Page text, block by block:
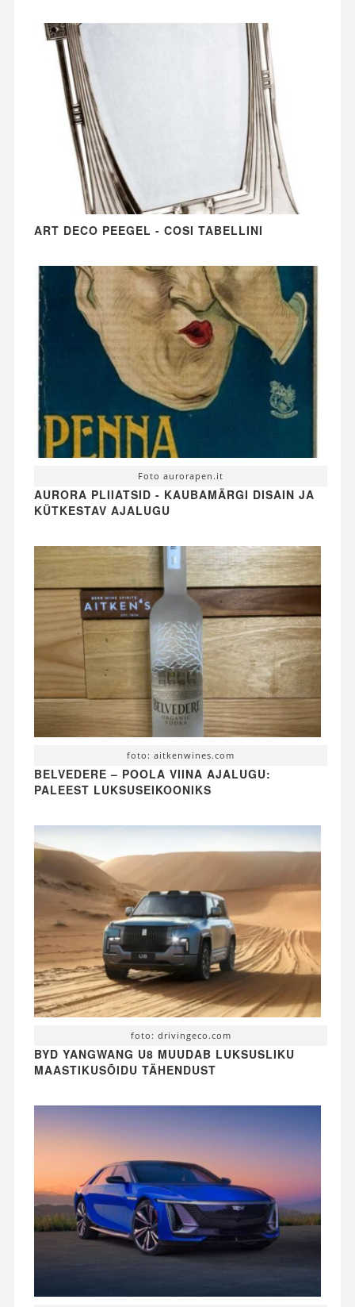
ART DECO PEEGEL - COSI TABELLINI
Foto aurorapen.it
AURORA PLIIATSID - KAUBAMÄRGI DISAIN JA
KÜTKESTAV AJALUGU
foto: aitkenwines.com
BELVEDERE – POOLA VIINA AJALUGU:
PALEEST LUKSUSEIKOONIKS
foto: drivingeco.com
BYD YANGWANG U8 MUUDAB LUKSUSLIKU
MAASTIKUSÕIDU TÄHENDUST